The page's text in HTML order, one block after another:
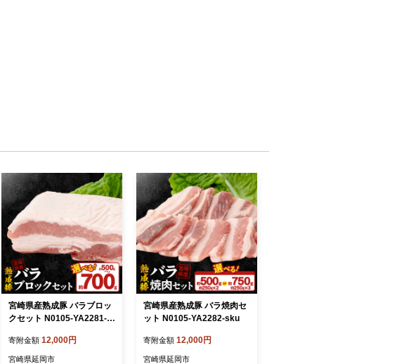
宮崎県産熟成豚 バラブロッ
クセット N0105-YA2281-s
寄附金額 12,000円
宮崎県延岡市
宮崎県産熟成豚 バラ焼肉セ
ット N0105-YA2282-sku
寄附金額 12,000円
宮崎県延岡市